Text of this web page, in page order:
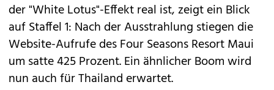
der "White Lotus"-Effekt real ist, zeigt ein Blick
auf Staffel 1: Nach der Ausstrahlung stiegen die
Website-Aufrufe desFour Seasons ResortMaui
um satte 425 Prozent. Ein ähnlicher Boom wird
nun auch für Thailand erwartet.